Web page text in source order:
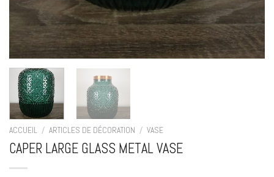
ACCUEIL / ARTICLES DE DÉCORATION / VASE
CAPER LARGE GLASS METAL VASE